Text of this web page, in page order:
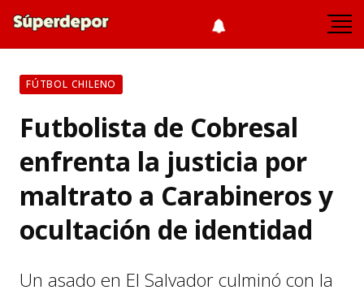
FÚTBOL CHILENO
Futbolista de Cobresal
enfrenta la justicia por
maltrato a Carabineros y
ocultación de identidad
Un asado en El Salvador culminó con la